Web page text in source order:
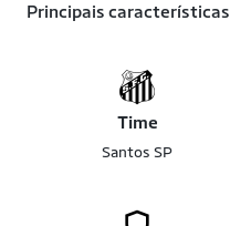
Principais características
Time
Santos SP